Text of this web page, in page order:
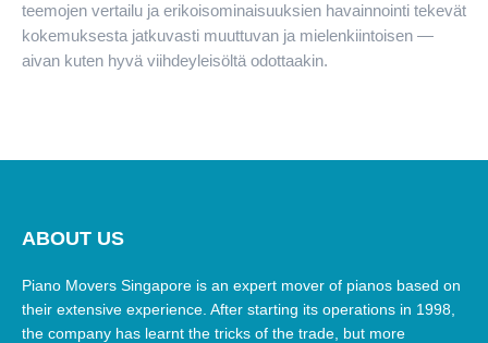
teemojen vertailu ja erikoisominaisuuksien havainnointi tekevät
kokemuksesta jatkuvasti muuttuvan ja mielenkiintoisen —
aivan kuten hyvä viihdeyleisöltä odottaakin.
ABOUT US
Piano Movers Singapore is an expert mover of pianos based on
their extensive experience. After starting its operations in 1998,
the company has learnt the tricks of the trade, but more